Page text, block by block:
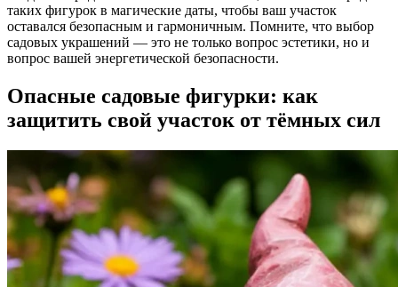
таких фигурок в магические даты, чтобы ваш участок
оставался безопасным и гармоничным. Помните, что выбор
садовых украшений — это не только вопрос эстетики, но и
вопрос вашей энергетической безопасности.
Опасные садовые фигурки: как
защитить свой участок от тёмных сил